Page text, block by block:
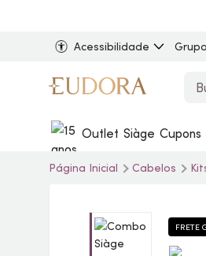
Acessibilidade
Outlet Siàge Cupons
Página Inicial Cabelos
FRETE